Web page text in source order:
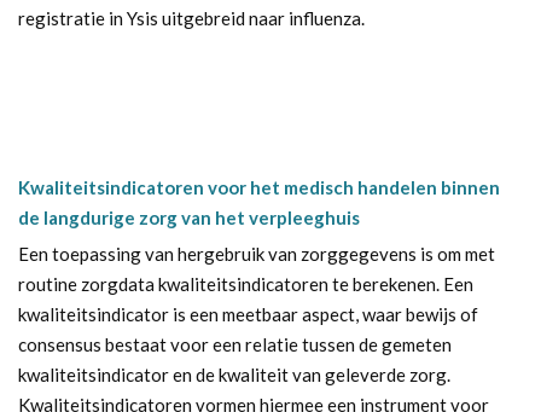
registratie in Ysis uitgebreid naar influenza.
Kwaliteitsindicatoren voor het medisch handelen binnen
de langdurige zorg van het verpleeghuis
Een toepassing van hergebruik van zorggegevens is om met
routine zorgdata kwaliteitsindicatoren te berekenen. Een
kwaliteitsindicator is een meetbaar aspect, waar bewijs of
consensus bestaat voor een relatie tussen de gemeten
kwaliteitsindicator en de kwaliteit van geleverde zorg.
Kwaliteitsindicatoren vormen hiermee een instrument voor